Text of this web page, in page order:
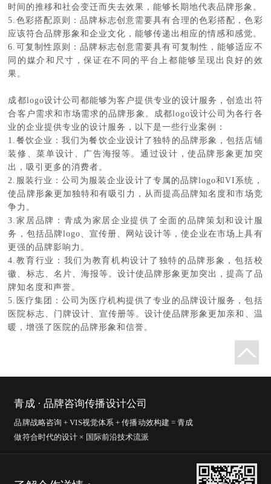
时间的推移和社会变迁而失去效果，能够长期地代表品牌形象。
5.色彩搭配原则：品牌标志创意需要具有合理的色彩搭配，色彩
应该符合品牌形象和企业文化，能够传递出相应的情感和感觉。
6.可复制性原则：品牌标志创意需要具有可复制性，能够适应不
同的媒介和尺寸，保证在不同的平台上都能够呈现出良好的效
果。
成都logo设计公司都能够为客户提供专业的设计服务，创造出符
合客户需求和市场需求的品牌形象。成都logo设计公司为各行各
业的企业提供专业的设计服务，以下是一些行业案例：
1.餐饮企业：我们为餐饮企业设计了独特的品牌形象，包括店铺
装修、菜单设计、广告海报等。通过设计，使品牌形象更加突
出，吸引更多的消费者。
2.服装行业：公司为服装企业设计了专属的品牌logo和VI系统，
使品牌形象更加独特和有吸引力，从而提高品牌知名度和市场竞
争力。
3.家居品牌：青成为家居企业提供了全面的品牌策划和设计服
务，包括品牌logo、宣传册、网站设计等，使企业在市场上具有
更强的品牌影响力。
4.教育行业：我们为教育机构设计了独特的品牌形象，包括校
徽、标志、名片、海报等。设计使品牌形象更加突出，提高了品
牌知名度和声誉。
5.医疗集团：公司为医疗机构提供了专业的品牌设计服务，包括
医院标志、门牌设计、宣传册等。设计使品牌形象更加亲和、温
暖，增强了医院的品牌形象和信誉。
青成 · 品牌咨询传播设计公司
品牌战略咨询 + VIS视觉体系 + 传播动效构建 = 青成
做符合时代的设计 × 国际前沿技术流派